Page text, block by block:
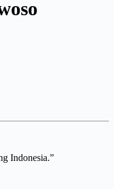
Indonesia.”